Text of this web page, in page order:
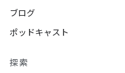
ブログ
ポッドキャスト
探索